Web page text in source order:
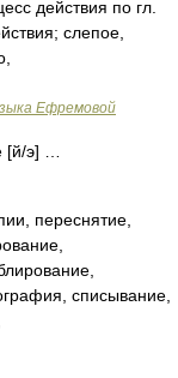
действия по гл.
слепое,
Ефремовой
[й/э] …
переснятие,
списывание,